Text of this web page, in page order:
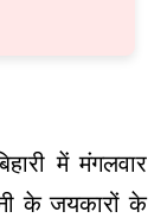
में मंगलवार
के जयकारों के